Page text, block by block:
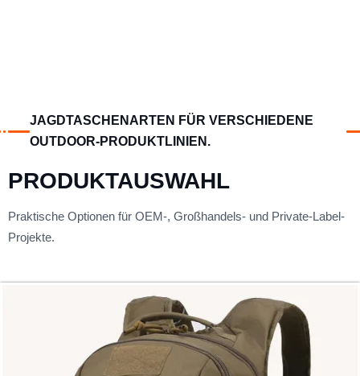
JAGDTASCHENARTEN FÜR VERSCHIEDENE
OUTDOOR-PRODUKTLINIEN.
PRODUKTAUSWAHL
Praktische Optionen für OEM-, Großhandels- und Private-Label-
Projekte.